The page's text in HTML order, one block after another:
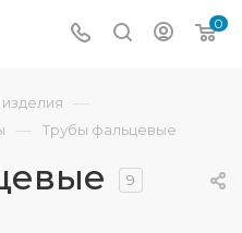
0
—
— Трубы фальцевые
9